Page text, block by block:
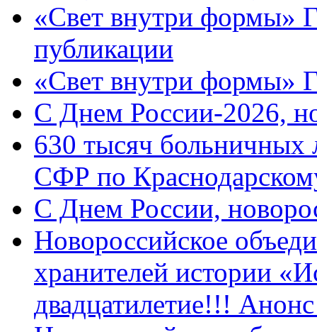
«Свет внутри формы»
публикации
«Свет внутри формы»
C Днем России-2026,
630 тысяч больничных
СФР по
C Днем России,
Новороссийское
хранителей истории
двадцатилетие!!!